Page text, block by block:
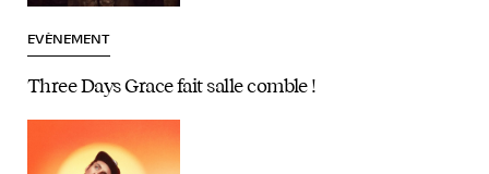
EVÈNEMENT
Three Days Grace fait salle comble !